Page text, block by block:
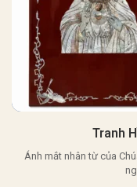
Tranh
Ánh mắt nhân từ của